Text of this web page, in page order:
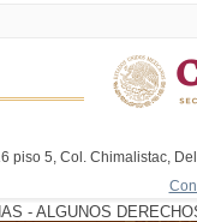
piso 5, Col. Chimalistac,
- ALGUNOS